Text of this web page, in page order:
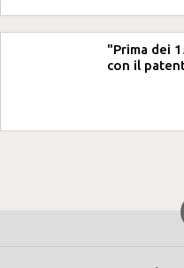
"Prima dei
con il